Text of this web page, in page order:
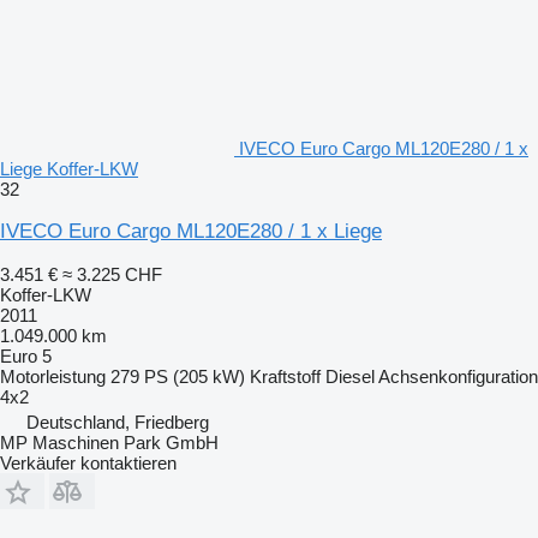
IVECO Euro Cargo ML120E280 / 1 x
Liege Koffer-LKW
32
IVECO Euro Cargo ML120E280 / 1 x Liege
3.451 € ≈ 3.225 CHF
Koffer-LKW
2011
1.049.000 km
Euro 5
Motorleistung 279 PS (205 kW) Kraftstoff DieselAchsenkonfiguration
4x2
Deutschland, Friedberg
MP Maschinen Park GmbH
Verkäufer kontaktieren